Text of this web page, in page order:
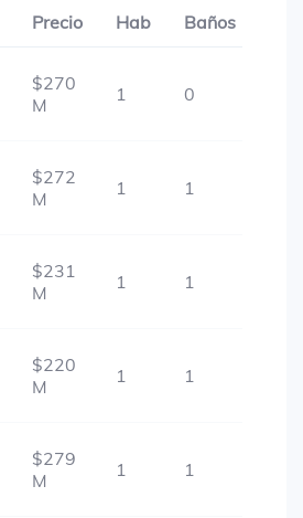
Precio Hab Baños
$270
M
1 0
$272
M
1 1
$231
M
1 1
$220
M
1 1
$279
M
1 1